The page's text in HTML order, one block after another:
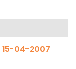
15-04-2007